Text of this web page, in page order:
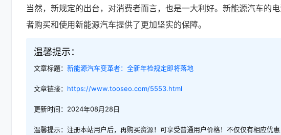
当然，新规定的出台，对消费者而言，也是一大利好。新能源汽车的
者购买和使用新能源汽车提供了更加坚实的保障。
温馨提示：
文章标题： 新能源汽车变革者：全新年检规定即将落地
文章链接： https://www.tooseo.com/5553.html
更新时间：2024年08月28日
温馨提示：注册本站用户后，再购买资源！可享受普通用户价格！不仅仅有相应优惠